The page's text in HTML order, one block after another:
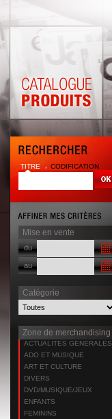
TITRE CODIFICATION
Mise en vente
du
au
Catégorie
Zone de merchandising
ACTUALITES GENERALES
ADO ET MUSIQUE
ART ET CULTURE
DIVERS
DVD/MUSIQUE/JEUX
ENFANTS
FEMININS